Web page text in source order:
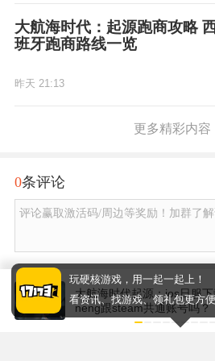
大航海时代：起源跑商攻略
班牙跑商路线一览
昨天 21:13
更多精彩内容
0条评论
评论赢取激活码/周边等奖励！加群了解
大航海时代起源：ios日服
neng跟steam共通账号吗？
玩硬核游戏，用一起一起上！
看资讯、找游戏、领礼包更方